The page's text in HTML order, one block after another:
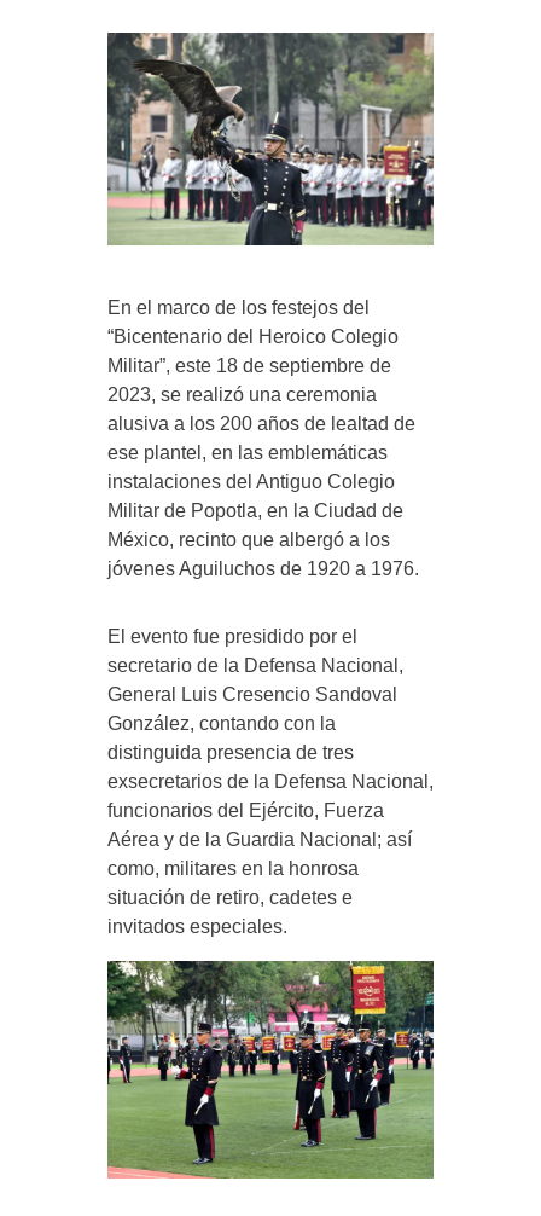
En el marco de los festejos del
“Bicentenario del Heroico Colegio
Militar”, este 18 de septiembre de
2023, se realizó una ceremonia
alusiva a los 200 años de lealtad de
ese plantel, en las emblemáticas
instalaciones del Antiguo Colegio
Militar de Popotla, en la Ciudad de
México, recinto que albergó a los
jóvenes Aguiluchos de 1920 a 1976.
El evento fue presidido por el
secretario de la Defensa Nacional,
General Luis Cresencio Sandoval
González, contando con la
distinguida presencia de tres
exsecretarios de la Defensa Nacional,
funcionarios del Ejército, Fuerza
Aérea y de la Guardia Nacional; así
como, militares en la honrosa
situación de retiro, cadetes e
invitados especiales.